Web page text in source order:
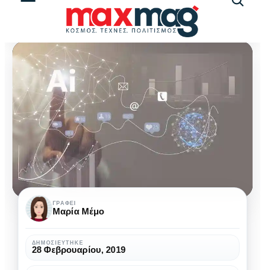
Social
Media
Marketing
ΓΡΆΦΕΙ
Μαρία Μέμο
ΔΗΜΟΣΙΕΎΤΗΚΕ
28 Φεβρουαρίου, 2019